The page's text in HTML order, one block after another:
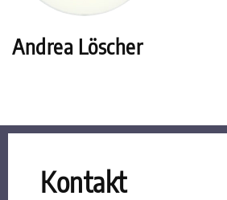
Andrea Löscher
Kontakt